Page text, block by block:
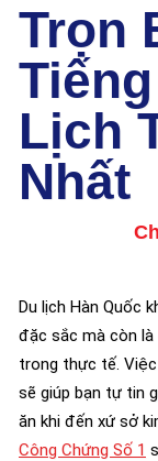
Trọn
Lịch
Nhất
Du lịch Hàn Quốc
đặc sắc mà còn
trong thực tế.
sẽ giúp bạn tự tin
ăn khi đến xứ sở
Công Chứng Số 1